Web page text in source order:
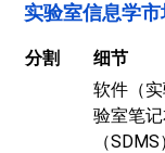
实验室信息学
分割 细节
软件（
验室笔
（